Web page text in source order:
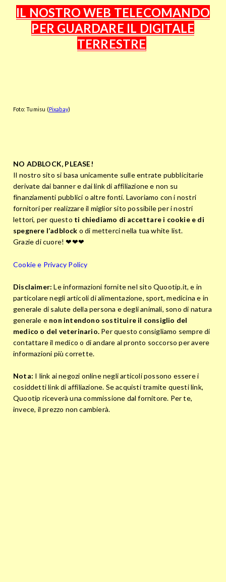
IL NOSTRO WEB TELECOMANDO
PER GUARDARE IL DIGITALE
TERRESTRE
Foto: Tumisu (Pixabay)
NO ADBLOCK, PLEASE!
Il nostro sito si basa unicamente sulle entrate pubblicitarie
derivate dai banner e dai link di affiliazione e non su
finanziamenti pubblici o altre fonti. Lavoriamo con i nostri
fornitori per realizzare il miglior sito possibile per i nostri
lettori, per questo ti chiediamo di accettare i cookie e di
spegnere l’adblock o di metterci nella tua white list.
Grazie di cuore! ❤❤❤
Cookie e Privacy Policy
Disclaimer: Le informazioni fornite nel sito Quootip.it, e in
particolare negli articoli di alimentazione, sport, medicina e in
generale di salute della persona e degli animali, sono di natura
generale e non intendono sostituire il consiglio del
medico o del veterinario. Per questo consigliamo sempre di
contattare il medico o di andare al pronto soccorso per avere
informazioni più corrette.
Nota: I link ai negozi online negli articoli possono essere i
cosiddetti link di affiliazione. Se acquisti tramite questi link,
Quootip riceverà una commissione dal fornitore. Per te,
invece, il prezzo non cambierà.